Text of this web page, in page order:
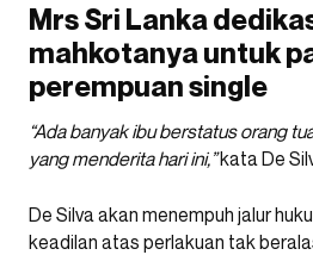
Mrs Sri Lanka
mahkotanya untuk
perempuan single
“Ada banyak ibu berstatus orang
yang menderita hari ini,”kata De
De Silva akan menempuh jalur
keadilan atas perlakuan tak